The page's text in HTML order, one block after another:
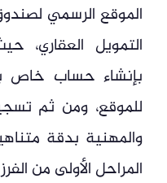
الموقع الرسمي
التمويل العقاري،
بإنشاء حساب خاص به
للموقع، ومن ثم
والمهنية بدقة
المراحل الأولى من